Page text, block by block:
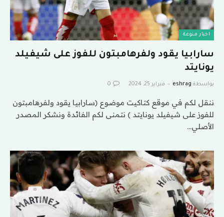
اخبار منوعة
سارابيا يقود ولفرهامبتون للفوز على شيفيلد
يونايتد
بواسطة eshrag فبراير 25, 2024 0
ننقل لكم في موقع كتاكيت موضوع (سارابيا يقود ولفرهامبتون
للفوز على شيفيلد يونايتد ) نتمنى لكم الفائدة ونشكر المصدر
الأصلي…